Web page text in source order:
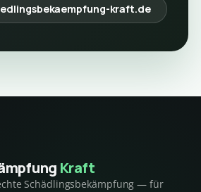
kraft.de
Kraft
Schädlingsbekämpfung — für